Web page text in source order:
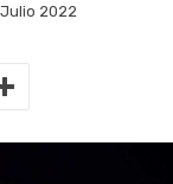
Julio 2022